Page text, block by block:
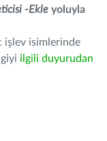
-Ekle yoluyla
işlev isimlerinde
ilgili duyurudan